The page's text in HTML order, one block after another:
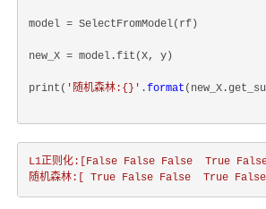
model = SelectFromModel(rf)
new_X = model.fit(X, y)
print( '随机森林:{}' .format
L1正则化:[False False False True
随机森林:[
True False False True False